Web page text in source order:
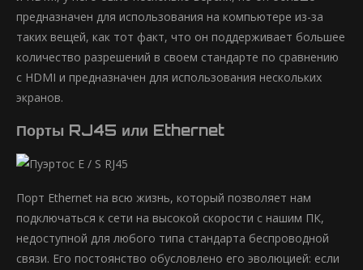
предназначен для использования на компьютере из-за
таких вещей, как тот факт, что он поддерживает большее
количество разрешений в своем стандарте по сравнению
с HDMI и предназначен для использования нескольких
экранов.
Порты RJ45 или Ethernet
Порт Ethernet на всю жизнь, который позволяет нам
подключаться к сети на высокой скорости с нашим ПК,
недоступной для любого типа стандарта беспроводной
связи. Его постоянство обусловлено его эволюцией: если